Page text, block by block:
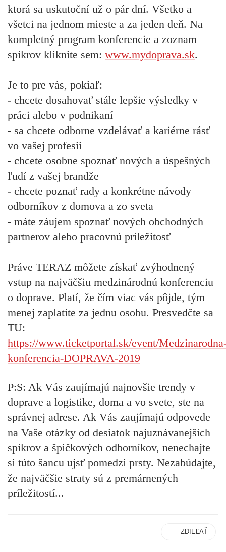
ktorá sa uskutoční už o pár dní. Všetko a
všetci na jednom mieste a za jeden deň. Na
kompletný program konferencie a zoznam
spíkrov kliknite sem: www.mydoprava.sk.
Je to pre vás, pokiaľ:
- chcete dosahovať stále lepšie výsledky v
práci alebo v podnikaní
- sa chcete odborne vzdelávať a kariérne rásť
vo vašej profesii
- chcete osobne spoznať nových a úspešných
ľudí z vašej brandže
- chcete poznať rady a konkrétne návody
odborníkov z domova a zo sveta
- máte záujem spoznať nových obchodných
partnerov alebo pracovnú príležitosť
Práve TERAZ môžete získať zvýhodnený
vstup na najväčšiu medzinárodnú konferenciu
o doprave. Platí, že čím viac vás pôjde, tým
menej zaplatíte za jednu osobu. Presvedčte sa
TU:
https://www.ticketportal.sk/event/
konferencia-DOPRAVA-2019
P:S: Ak Vás zaujímajú najnovšie trendy v
doprave a logistike, doma a vo svete, ste na
správnej adrese. Ak Vás zaujímajú odpovede
na Vaše otázky od desiatok najuznávanejších
spíkrov a špičkových odborníkov, nenechajte
si túto šancu ujsť pomedzi prsty. Nezabúdajte,
že najväčšie straty sú z premárnených
príležitostí...
ZDIEĽAŤ